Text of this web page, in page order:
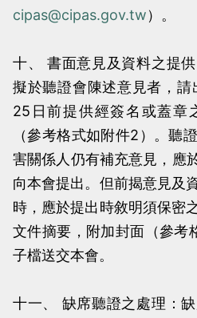
cipas@cipas.gov.tw）。
十、 書面意見及資料之提
擬於聽證會陳述意見者，請
25日前提供經簽名或蓋章
（參考格式如附件2）。聽
害關係人仍有補充意見，應
向本會提出。但前揭意見及
時，應於提出時敘明須保密
文件摘要，附加封面（參考
子檔送交本會。
十一、 缺席聽證之處理：